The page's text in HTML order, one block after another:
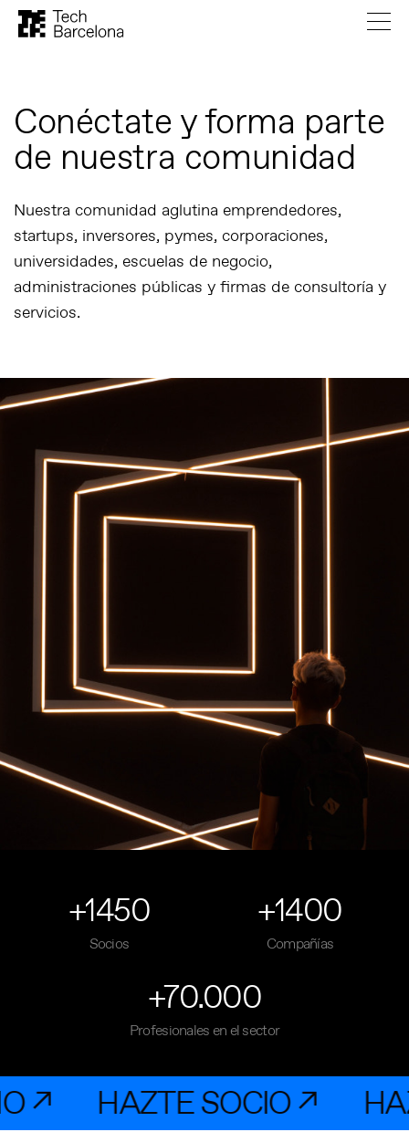
Conéctate y forma parte
de nuestra comunidad
Nuestra comunidad aglutina emprendedores,
startups, inversores, pymes, corporaciones,
universidades, escuelas de negocio,
administraciones públicas y firmas de consultoría y
servicios.
+1450
Socios
+1400
Compañías
+70.000
Profesionales en el sector
HAZTE SOCIO ↗ HAZTE